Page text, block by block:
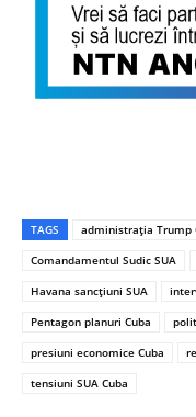
TAGS administrația Trump
Comandamentul Sudic SUA
Havana sancțiuni SUA
Pentagon planuri Cuba
presiuni economice Cuba
tensiuni SUA Cuba